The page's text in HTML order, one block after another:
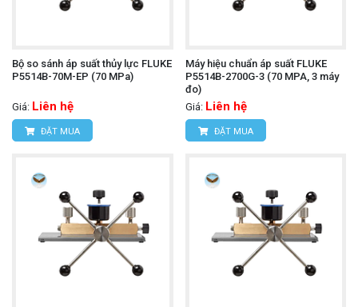
Bộ so sánh áp suất thủy lực FLUKE
P5514B-70M-EP (70 MPa)
Giá: Liên hệ
ĐẶT MUA
Máy hiệu chuẩn áp suất FLUKE
P5514B-2700G-3 (70 MPA, 3 máy
đo)
Giá: Liên hệ
ĐẶT MUA